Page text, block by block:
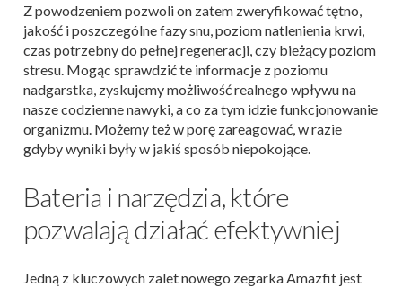
Z powodzeniem pozwoli on zatem zweryfikować tętno,
jakość i poszczególne fazy snu, poziom natlenienia krwi,
czas potrzebny do pełnej regeneracji, czy bieżący poziom
stresu. Mogąc sprawdzić te informacje z poziomu
nadgarstka, zyskujemy możliwość realnego wpływu na
nasze codzienne nawyki, a co za tym idzie funkcjonowanie
organizmu. Możemy też w porę zareagować, w razie
gdyby wyniki były w jakiś sposób niepokojące.
Bateria i narzędzia, które
pozwalają działać efektywniej
Jedną z kluczowych zalet nowego zegarka Amazfit jest